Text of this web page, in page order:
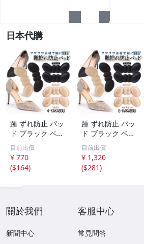
日本代購
踵 ずれ防止 パッ
ド ブラック ベー
ジュ 各色 2枚入
り クッション 靴
擦れ パカパカ 防
止 かかと用 ふん
目前出價
¥ 770
($164)
踵 ずれ防止 パッ
ド ブラック ベー
ジュ 各色 4枚入
り クッション 靴
擦れ パカパカ 防
止 かかと用 ふん
目前出價
¥ 1,320
($281)
關於我們
新聞中心
客服中心
常見問答